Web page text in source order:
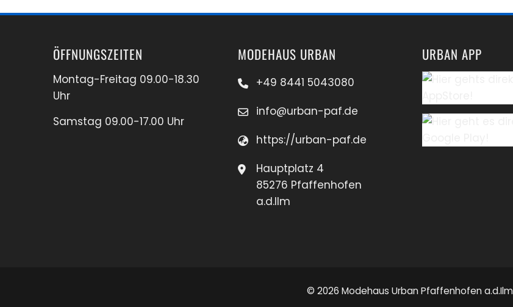
ÖFFNUNGSZEITEN
Montag-Freitag 09.00-18.30
Uhr
Samstag 09.00-17.00 Uhr
MODEHAUS URBAN
+49 8441 5043080
info@urban-paf.de
https://urban-paf.de
Hauptplatz 4
85276 Pfaffenhofen
a.d.Ilm
URBAN APP
© 2026 Modehaus Urban Pfaffenhofen a.d.Ilm